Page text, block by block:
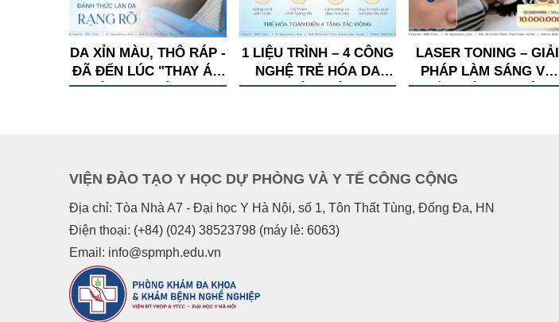
DA XỈN MÀU, THÔ RÁP -
ĐÃ ĐẾN LÚC "THAY ÁO
MỚI" CHO LÀN DA!
1 LIỆU TRÌNH – 4 CÔNG
NGHỆ TRẺ HÓA DA
TOÀN DIỆN
LASER TONING – GIẢI
PHÁP LÀM SÁNG VÀ
ĐỀU MÀU DA MỘT
VIỆN ĐÀO TẠO Y HỌC DỰ PHÒNG VÀ Y TẾ CÔNG CỘNG
Địa chỉ: Tòa Nhà A7 - Đại học Y Hà Nội, số 1, Tôn Thất Tùng, Đống Đa, HN
Điện thoại: (+84) (024) 38523798 (máy lẻ: 6063)
Email: info@spmph.edu.vn